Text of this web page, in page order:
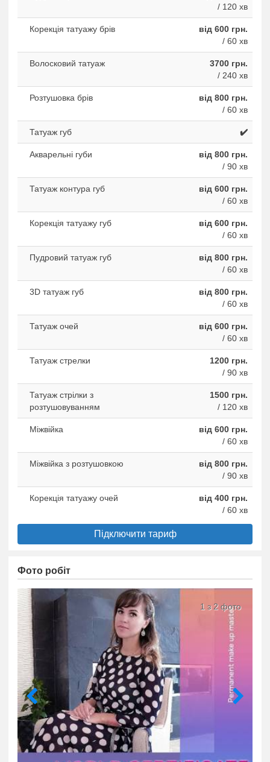
/ 120 хв
Корекція татуажу брів
від 600 грн.
/ 60 хв
Волосковий татуаж
3700 грн.
/ 240 хв
Розтушовка брів
від 800 грн.
/ 60 хв
Татуаж губ ✔️
Акварельні губи
від 800 грн.
/ 90 хв
Татуаж контура губ
від 600 грн.
/ 60 хв
Корекція татуажу губ
від 600 грн.
/ 60 хв
Пудровий татуаж губ
від 800 грн.
/ 60 хв
3D татуаж губ
від 800 грн.
/ 60 хв
Татуаж очей
від 600 грн.
/ 60 хв
Татуаж стрелки
1200 грн.
/ 90 хв
Татуаж стрілки з
розтушовуванням
1500 грн.
/ 120 хв
Міжвійка
від 600 грн.
/ 60 хв
Міжвійка з розтушовкою
від 800 грн.
/ 90 хв
Корекція татуажу очей
від 400 грн.
/ 60 хв
Підключити тариф
Фото робіт
1 з 2 фото